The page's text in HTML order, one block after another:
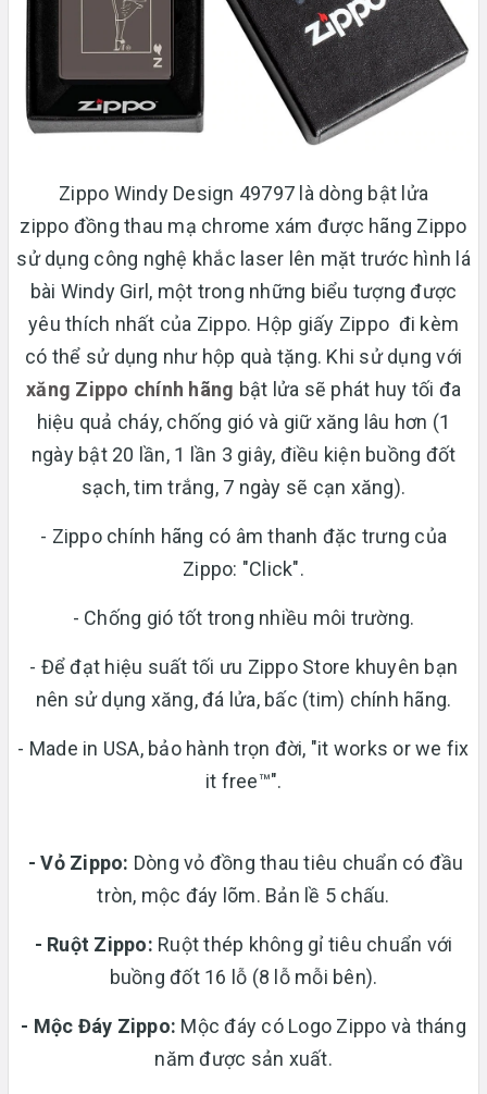
Zippo Windy Design 49797 là dòng bật lửa
zippo đồng thau mạ chrome xám được hãng Zippo
sử dụng công nghệ khắc laser lên mặt trước hình lá
bài Windy Girl, một trong những biểu tượng được
yêu thích nhất của Zippo. Hộp giấy Zippo đi kèm
có thể sử dụng như hộp quà tặng. Khi sử dụng với
xăng Zippo chính hãng bật lửa sẽ phát huy tối đa
hiệu quả cháy, chống gió và giữ xăng lâu hơn (1
ngày bật 20 lần, 1 lần 3 giây, điều kiện buồng đốt
sạch, tim trắng, 7 ngày sẽ cạn xăng).
- Zippo chính hãng có âm thanh đặc trưng của
Zippo: "Click".
- Chống gió tốt trong nhiều môi trường.
- Để đạt hiệu suất tối ưu Zippo Store khuyên bạn
nên sử dụng xăng, đá lửa, bấc (tim) chính hãng.
- Made in USA, bảo hành trọn đời, "it works or we fix
it free™".
- Vỏ Zippo: Dòng vỏ đồng thau tiêu chuẩn có đầu
tròn, mộc đáy lõm. Bản lề 5 chấu.
- Ruột Zippo: Ruột thép không gỉ tiêu chuẩn với
buồng đốt 16 lỗ (8 lỗ mỗi bên).
- Mộc Đáy Zippo: Mộc đáy có Logo Zippo và tháng
năm được sản xuất.